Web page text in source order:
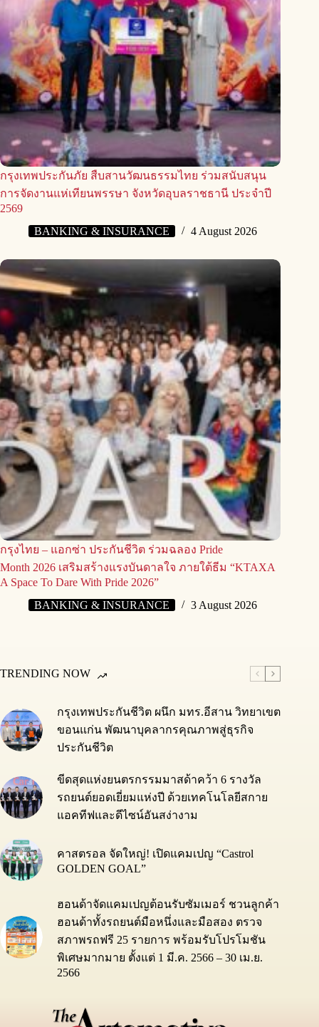
กรุงเทพประกันภัย สืบสานวัฒนธรรมไทย ร่วมสนับสนุน
การจัดงานแห่เทียนพรรษา จังหวัดอุบลราชธานี ประจำปี
2569
BANKING & INSURANCE
4 August 2026
กรุงไทย – แอกซ่า ประกันชีวิต ร่วมฉลอง Pride
Month 2026 เสริมสร้างแรงบันดาลใจ ภายใต้ธีม “KTAXA
A Space To Dare With Pride 2026”
BANKING & INSURANCE
3 August 2026
TRENDING NOW
กรุงเทพประกันชีวิต ผนึก มทร.อีสาน วิทยาเขต
ขอนแก่น พัฒนาบุคลากรคุณภาพสู่ธุรกิจ
ประกันชีวิต
ขีดสุดแห่งยนตรกรรมมาสด้าคว้า 6 รางวัล
รถยนต์ยอดเยี่ยมแห่งปี ด้วยเทคโนโลยีสกาย
แอคทีฟและดีไซน์อันสง่างาม
คาสตรอล จัดใหญ่! เปิดแคมเปญ “Castrol
GOLDEN GOAL”
ฮอนด้าจัดแคมเปญต้อนรับซัมเมอร์ ชวนลูกค้า
ฮอนด้าทั้งรถยนต์มือหนึ่งและมือสอง ตรวจ
สภาพรถฟรี 25 รายการ พร้อมรับโปรโมชัน
พิเศษมากมาย ตั้งแต่ 1 มี.ค. 2566 – 30 เม.ย.
2566